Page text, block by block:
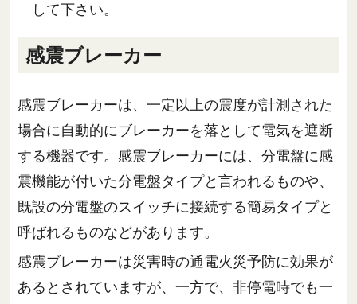
して下さい。
感震ブレーカー
感震ブレーカーは、一定以上の震度が計測された
場合に自動的にブレーカーを落として電気を遮断
する機器です。感震ブレーカーには、分電盤に感
震機能が付いた分電盤タイプと言われるものや、
既設の分電盤のスイッチに接続する簡易タイプと
呼ばれるものなどがあります。
感震ブレーカーは災害時の通電火災予防に効果が
あるとされていますが、一方で、非停電時でも一